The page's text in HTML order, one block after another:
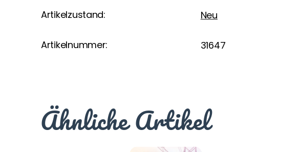
Artikelzustand: Neu
Artikelnummer: 31647
Ähnliche Artikel